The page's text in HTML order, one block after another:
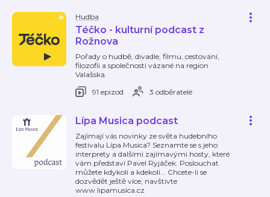
Hudba
Téčko - kulturní podcast z
Rožnova
Pořady o hudbě, divadle, filmu, cestování,
filozofii a společnosti vázané na region
Valašska.
91 epizod
3 odběratelé
Lípa Musica podcast
Zajímají vás novinky ze světa hudebního
festivalu Lípa Musica? Seznamte se s jeho
interprety a dalšími zajímavými hosty, které
vám představí Pavel Ryjáček. Poslouchat
můžete kdykoli a kdekoli... Chcete-li se
dozvědět ještě více, navštivte
www.lipamusica.cz